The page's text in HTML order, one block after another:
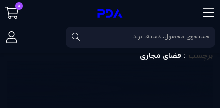
صفحه اصلی برچسب فضای مجازی
برچسب : فضای مجازی
0